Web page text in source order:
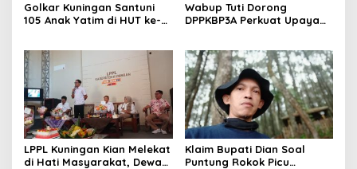
Golkar Kuningan Santuni
105 Anak Yatim di HUT ke-
Berjaya
Wabup Tuti Dorong
DPPKBP3A Perkuat Upaya
Keluarga
LPPL Kuningan Kian Melekat
di Hati Masyarakat, Dewas
Klaim Bupati Dian Soal
Puntung Rokok Picu